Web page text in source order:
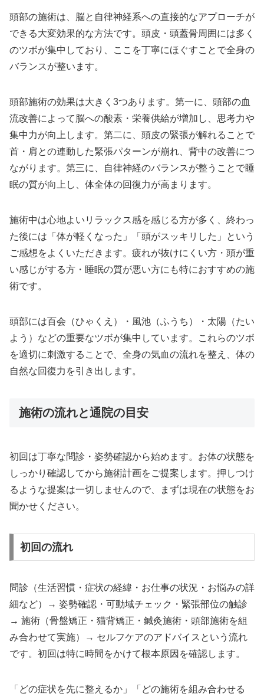
頭部の施術は、脳と自律神経系への直接的なアプローチが
できる大変効果的な方法です。頭皮・頭蓋骨周囲には多く
のツボが集中しており、ここを丁寧にほぐすことで全身の
バランスが整います。
頭部施術の効果は大きく3つあります。第一に、頭部の血
流改善によって脳への酸素・栄養供給が増加し、思考力や
集中力が向上します。第二に、頭皮の緊張が解れることで
首・肩との連動した緊張パターンが崩れ、背中の改善につ
ながります。第三に、自律神経のバランスが整うことで睡
眠の質が向上し、体全体の回復力が高まります。
施術中は心地よいリラックス感を感じる方が多く、終わっ
た後には「体が軽くなった」「頭がスッキリした」という
ご感想をよくいただきます。疲れが抜けにくい方・頭が重
い感じがする方・睡眠の質が悪い方にも特におすすめの施
術です。
頭部には百会（ひゃくえ）・風池（ふうち）・太陽（たい
よう）などの重要なツボが集中しています。これらのツボ
を適切に刺激することで、全身の気血の流れを整え、体の
自然な回復力を引き出します。
施術の流れと通院の目安
初回は丁寧な問診・姿勢確認から始めます。お体の状態を
しっかり確認してから施術計画をご提案します。押しつけ
るような提案は一切しませんので、まずは現在の状態をお
聞かせください。
初回の流れ
問診（生活習慣・症状の経緯・お仕事の状況・お悩みの詳
細など）→ 姿勢確認・可動域チェック・緊張部位の触診
→ 施術（骨盤矯正・猫背矯正・鍼灸施術・頭部施術を組
み合わせて実施）→ セルフケアのアドバイスという流れ
です。初回は特に時間をかけて根本原因を確認します。
「どの症状を先に整えるか」「どの施術を組み合わせる